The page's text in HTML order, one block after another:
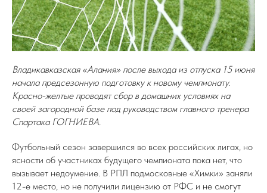
Владикавказская «Алания» после выхода из отпуска 15 июня
начала предсезонную подготовку к новому чемпионату.
Красно-желтые проводят сбор в домашних условиях на
своей загородной базе под руководством главного тренера
Спартака ГОГНИЕВА.
Футбольный сезон завершился во всех российских лигах, но
ясности об участниках будущего чемпионата пока нет, что
вызывает недоумение. В РПЛ подмосковные «Химки» заняли
12-е место, но не получили лицензию от РФС и не смогут